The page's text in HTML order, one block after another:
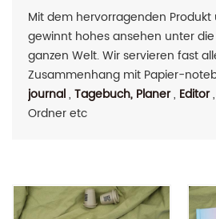
Mit dem hervorragenden Produkt
gewinnt hohes ansehen unter
ganzen Welt. Wir servieren fast
Zusammenhang mit Papier-
journal, Tagebuch, Planer, Editor,
Ordner etc